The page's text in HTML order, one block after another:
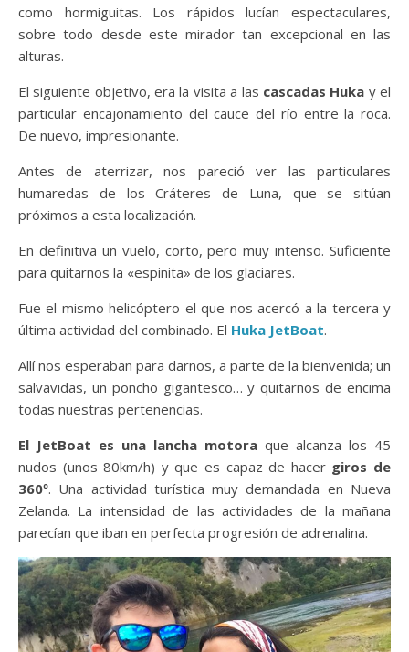
como hormiguitas. Los rápidos lucían espectaculares,
sobre todo desde este mirador tan excepcional en las
alturas.
El siguiente objetivo, era la visita a las cascadas Huka y el
particular encajonamiento del cauce del río entre la roca.
De nuevo, impresionante.
Antes de aterrizar, nos pareció ver las particulares
humaredas de los Cráteres de Luna, que se sitúan
próximos a esta localización.
En definitiva un vuelo, corto, pero muy intenso. Suficiente
para quitarnos la «espinita» de los glaciares.
Fue el mismo helicóptero el que nos acercó a la tercera y
última actividad del combinado. El Huka JetBoat.
Allí nos esperaban para darnos, a parte de la bienvenida; un
salvavidas, un poncho gigantesco… y quitarnos de encima
todas nuestras pertenencias.
El JetBoat es una lancha motora que alcanza los 45
nudos (unos 80km/h) y que es capaz de hacer giros de
360º. Una actividad turística muy demandada en Nueva
Zelanda. La intensidad de las actividades de la mañana
parecían que iban en perfecta progresión de adrenalina.